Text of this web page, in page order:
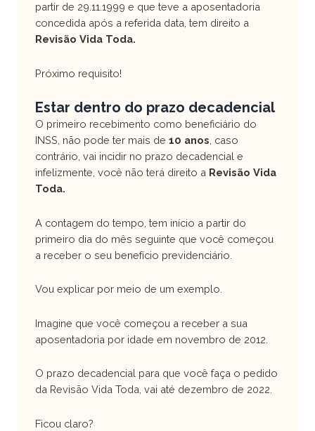
partir de 29.11.1999 e que teve a aposentadoria
concedida após a referida data, tem direito a
Revisão Vida Toda.
Próximo requisito!
Estar dentro do prazo decadencial
O primeiro recebimento como beneficiário do
INSS, não pode ter mais de 10 anos , caso
contrário, vai incidir no prazo decadencial e
infelizmente, você não terá direito a Revisão Vida
Toda.
A contagem do tempo, tem início a partir do
primeiro dia do mês seguinte que você começou
a receber o seu benefício previdenciário.
Vou explicar por meio de um exemplo.
Imagine que você começou a receber a sua
aposentadoria por idade em novembro de 2012.
O prazo decadencial para que você faça o pedido
da Revisão Vida Toda, vai até dezembro de 2022.
Ficou claro?